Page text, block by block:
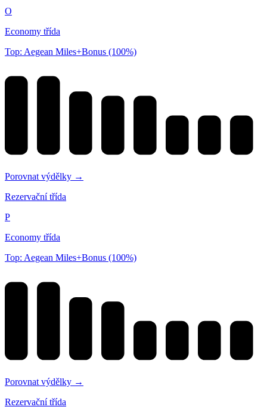
O
Economy třída
Top: Aegean Miles+Bonus (100%)
Porovnat výdělky →
Rezervační třída
P
Economy třída
Top: Aegean Miles+Bonus (100%)
Porovnat výdělky →
Rezervační třída